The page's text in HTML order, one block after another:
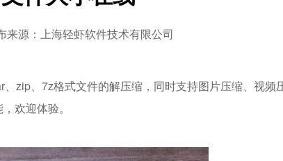
来源：上海轻虾软件技术有限公司
zip、7z格式文件的解压缩，同时支持图片压缩、视频
欢迎体验。